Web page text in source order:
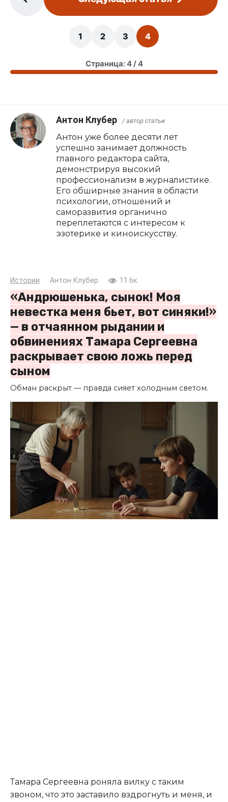
1 2 3 4
Страница: 4 / 4
Антон Клубер / автор статьи
Антон уже более десяти лет
успешно занимает должность
главного редактора сайта,
демонстрируя высокий
профессионализм в журналистике.
Его обширные знания в области
психологии, отношений и
саморазвития органично
переплетаются с интересом к
эзотерике и киноискусству.
Истории Антон Клубер 11.6к.
«Андрюшенька, сынок! Моя
невестка меня бьет, вот синяки!»
— в отчаянном рыдании и
обвинениях Тамара Сергеевна
раскрывает свою ложь перед
сыном
Обман раскрыт — правда сияет холодным светом.
Тамара Сергеевна роняла вилку с таким
звоном, что это заставило вздрогнуть и меня, и